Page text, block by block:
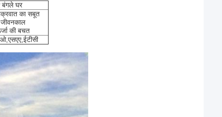
बंगले घर
का सबूत
की बचत